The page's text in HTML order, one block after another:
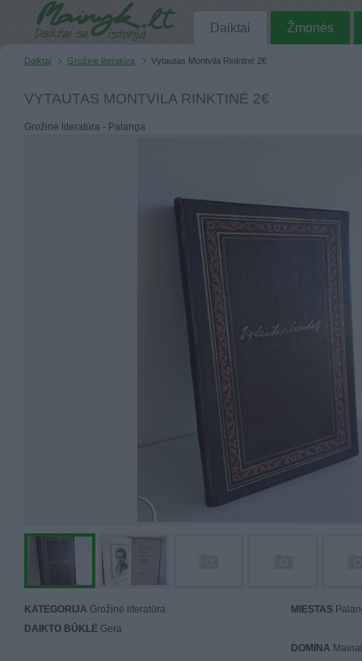
Daiktai Žmonės
Daiktai Grožinė literatūra Vytautas Montvila Rinktinė 2€
VYTAUTAS MONTVILA RINKTINĖ 2€
Grožinė literatūra - Palanga
KATEGORIJA Grožinė literatūra MIESTAS
DAIKTO BŪKLĖ Gera
DOMINA